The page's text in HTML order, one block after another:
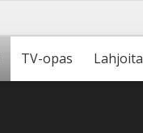
TV-opas Lahjoita